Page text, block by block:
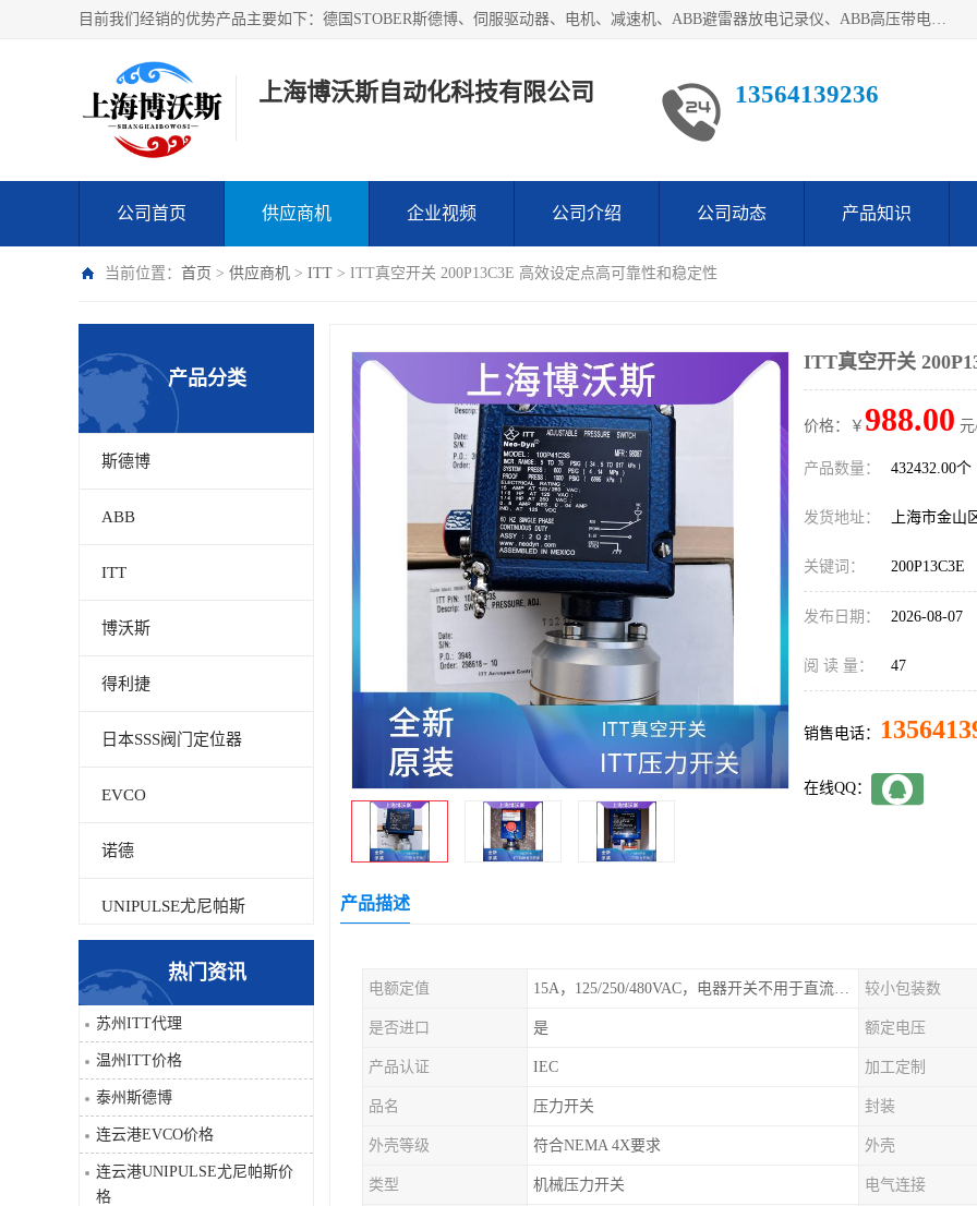
目前我们经销的优势产品主要如下：德国STOBER斯德博、伺服驱动器、电机、减速机、ABB避雷器放电记录仪、ABB高压带电指示器、模拟指示器、柜用照明灯、风机控制器、日本SSS阀门定位器；德国NORD诺德、德国SEW、ITT压力开关、ROSS、伦茨、WEST、ATOS、派克、SSS、三菱、 EVCO、 尤尼帕斯、日本三桥、三菱、威格士、KEB科比等等，品牌众多，无法一一列举！详情来电咨询
上海博沃斯自动化科技有限公司 13564139236
公司首页 供应商机 企业视频 公司介绍 公司动态 产品知识
当前位置： 首页 > 供应商机 > ITT > ITT真空开关 200P13C3E 高效设定点高可靠性和稳定性
产品分类
斯德博
ABB
ITT
博沃斯
得利捷
日本SSS阀门定位器
EVCO
诺德
UNIPULSE尤尼帕斯
科比
三菱
DRPAG
热门资讯
苏州ITT代理
温州ITT价格
泰州斯德博
连云港EVCO价格
连云港UNIPULSE尤尼帕斯价
格
ITT真空开关
价格：￥ 988.00
产品数量： 432432.00个
发货地址： 上海市金
关键词： 200P13C3E
发布日期： 2026-08-07
阅 读 量： 47
销售电话：
在线QQ：
产品描述
电额定值 15A，125/250/480VAC，电器开关不用于直流电源形式 较小包装数
是否进口 是 额定电压
产品认证 IEC 加工定制
品名 压力开关 封装
外壳等级 符合NEMA 4X要求 外壳
类型 机械压力开关 电气连接